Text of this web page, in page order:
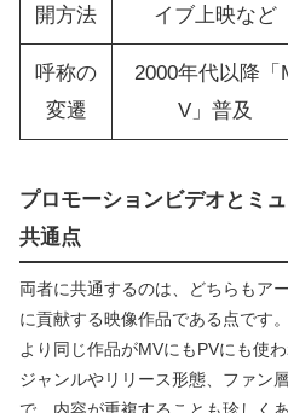
開方法
イブ上映など
呼称の
変遷
2000年代以降「
V」普及
プロモーションビデオとミ
共通点
両者に共通するのは、どちらもア
に貢献する映像作品である点です
より同じ作品がMVにもPVにも使
ジャンルやリリース形態、ファン
で、内容が重複することも珍しく